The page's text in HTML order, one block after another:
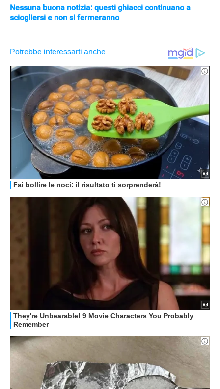
APPLE
Nessuna buona notizia: questi ghiacci continuano a
sciogliersi e non si fermeranno